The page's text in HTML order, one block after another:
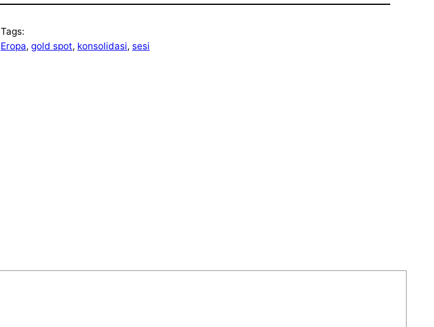
Tags:
Eropa, gold spot, konsolidasi, sesi